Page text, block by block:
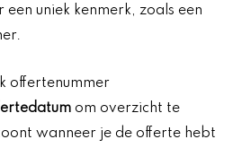
uniek kenmerk, zoals een
offertenummer
om overzicht te
wanneer je de offerte hebt